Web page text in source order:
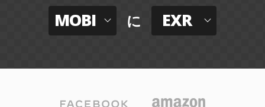
MOBI に EXR